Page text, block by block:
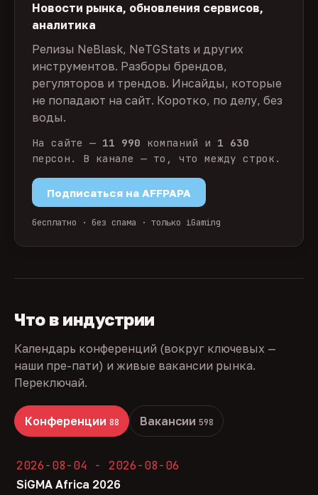
Новости рынка, обновления сервисов,
аналитика
Релизы NeBlask, NeTGStats и других
инструментов. Разборы брендов,
регуляторов и трендов. Инсайды, которые
не попадают на сайт. Коротко, по делу, без
воды.
На сайте — 11 990 компаний и 1 630
персон. В канале — то, что между строк.
Подписаться на AFFPAPA
бесплатно · без спама · только iGaming
Что в индустрии
Календарь конференций (вокруг ключевых —
наши пре-пати) и живые вакансии рынка.
Переключай.
Конференции 88 Вакансии 598
2026-08-04 - 2026-08-06
SiGMA Africa 2026